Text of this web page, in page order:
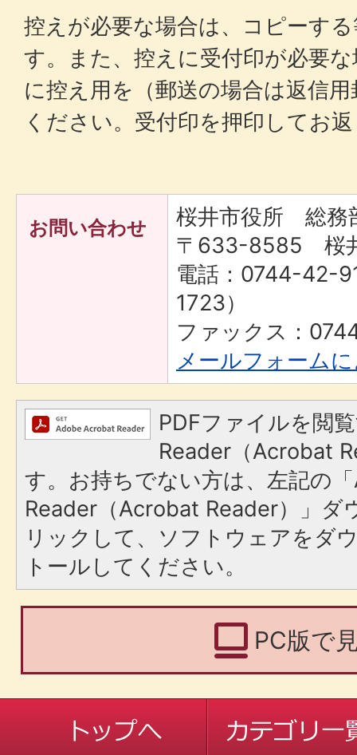
控えが必要な場合は、コピーす
す。また、控えに受付印が必要
に控え用を（郵送の場合は返信
ください。受付印を押印してお
お問い合わせ
桜井市役所 総
〒633-8585 桜
電話：0744-42-
1723）
ファックス：
メールフォーム
PDFファイルを閲
Reader（Acrobat
す。お持ちでない方は、左記の
Reader（Acrobat Reader）」ダ
リックして、ソフトウェアをダ
トールしてください。
PC版で